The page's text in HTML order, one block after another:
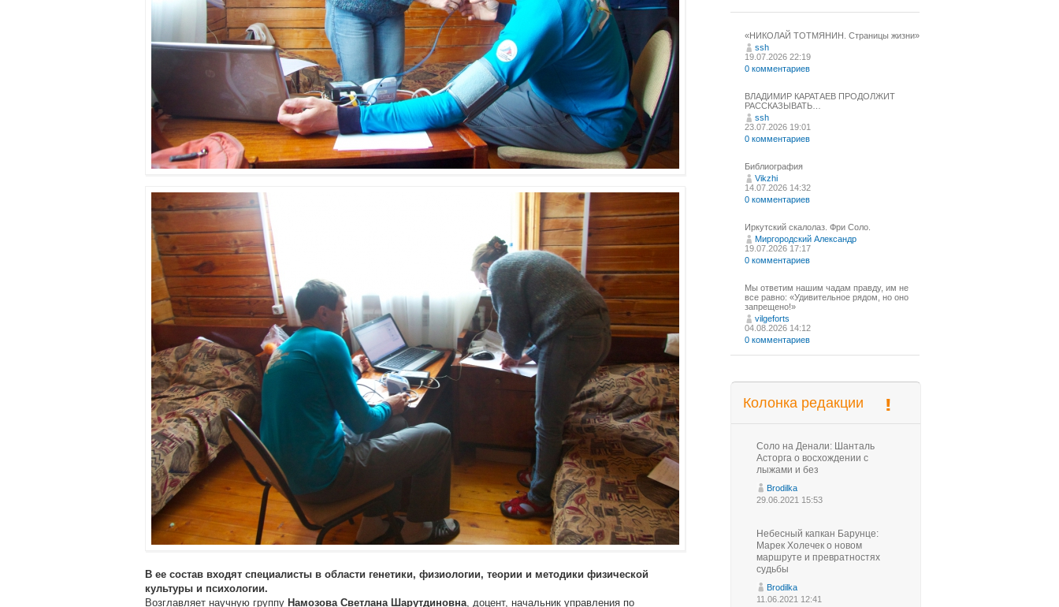
В ее состав входят специалисты в области генетики, физиологии, теории и методики физической
культуры и психологии.
Возглавляет научную группу Намозова Светлана Шарутдиновна, доцент, начальник управления по
«НИКОЛАЙ ТОТМЯНИН. Страницы жизни»
ssh
19.07.2026 22:19
0 комментариев
ВЛАДИМИР КАРАТАЕВ ПРОДОЛЖИТ
РАССКАЗЫВАТЬ…
ssh
23.07.2026 19:01
0 комментариев
Библиография
Vikzhi
14.07.2026 14:32
0 комментариев
Иркутский скалолаз. Фри Соло.
Миргородский Александр
19.07.2026 17:17
0 комментариев
Мы ответим нашим чадам правду, им не
все равно: «Удивительное рядом, но оно
запрещено!»
vilgeforts
04.08.2026 14:12
0 комментариев
Колонка редакции
Соло на Денали: Шанталь
Асторга о восхождении с
лыжами и без
Brodilka
29.06.2021 15:53
Небесный капкан Барунце:
Марек Холечек о новом
маршруте и превратностях
судьбы
Brodilka
11.06.2021 12:41